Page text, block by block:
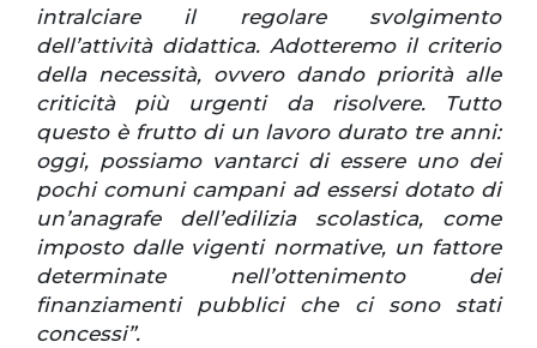
intralciare il regolare svolgimento
dell’attività didattica. Adotteremo il criterio
della necessità, ovvero dando priorità alle
criticità più urgenti da risolvere. Tutto
questo è frutto di un lavoro durato tre anni:
oggi, possiamo vantarci di essere uno dei
pochi comuni campani ad essersi dotato di
un’anagrafe dell’edilizia scolastica, come
imposto dalle vigenti normative, un fattore
determinate nell’ottenimento dei
finanziamenti pubblici che ci sono stati
concessi”.